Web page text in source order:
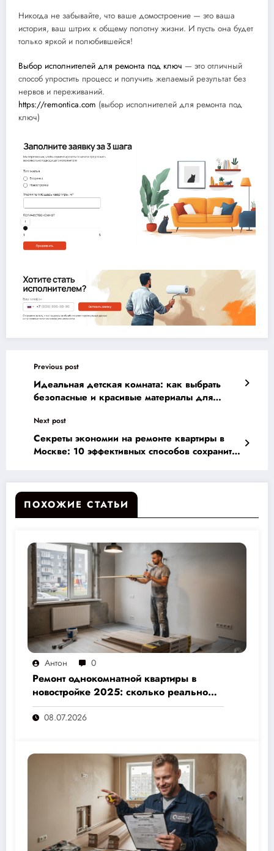
Никогда не забывайте, что ваше домостроение — это ваша
история, ваш штрих к общему полотну жизни. И пусть она будет
только яркой и полюбившейся!
Выбор исполнителей для ремонта под ключ — это отличный
способ упростить процесс и получить желаемый результат без
нервов и переживаний.
https://remontica.com (выбор исполнителей для ремонта под
ключ)
Previous post
Идеальная детская комната: как выбрать
безопасные и красивые материалы для
Next post
Секреты экономии на ремонте квартиры в
Москве: 10 эффективных способов сохранить
ПОХОЖИЕ СТАТЬИ
Антон 0
Ремонт однокомнатной квартиры в
новостройке 2025: сколько реально
стоит и как не переплатить — полный
расчёт от 500 000 рублей
08.07.2026